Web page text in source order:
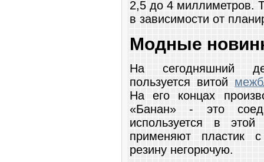
2,5 до 4 миллиметров.
в зависимости от
Модные
На сегодняшний
пользуется витой
На его концах
«Банан» - это
используется в
применяют пластик
резину негорючую.